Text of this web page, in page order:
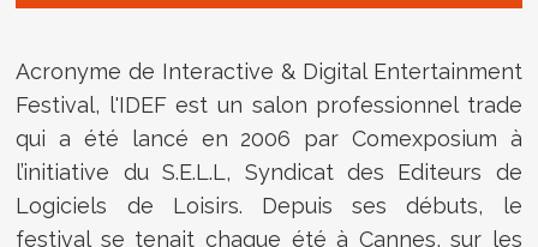
Acronyme de Interactive & Digital Entertainment
Festival, l'IDEF est un salon professionnel trade
qui a été lancé en 2006 par Comexposium à
l’initiative du S.E.L.L, Syndicat des Editeurs de
Logiciels de Loisirs. Depuis ses débuts, le
festival se tenait chaque été à Cannes, sur les